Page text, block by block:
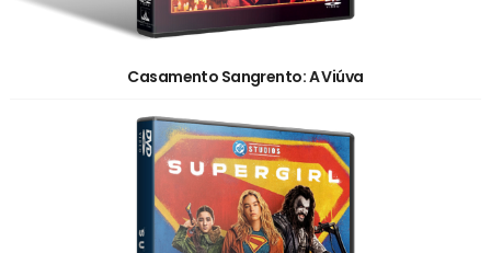
Casamento Sangrento: A Viúva